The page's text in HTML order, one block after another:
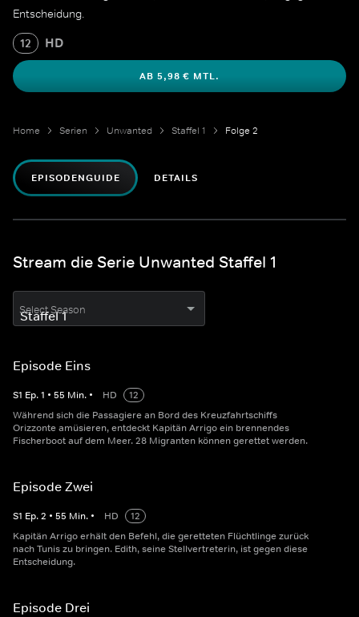
Entscheidung.
12 HD
AB 5,98 € MTL.
Home Serien Unwanted Staffel 1 Folge 2
EPISODENGUIDE DETAILS
Stream die Serie Unwanted Staffel 1
Select Season
Episode Eins
S1 Ep.1 • 55 Min. • HD
12
Während sich die Passagiere an Bord des Kreuzfahrtschiffs
Orizzonte amüsieren, entdeckt Kapitän Arrigo ein brennendes
Fischerboot auf dem Meer. 28 Migranten können gerettet werden.
Episode Zwei
S1 Ep.2 • 55 Min. • HD
12
Kapitän Arrigo erhält den Befehl, die geretteten Flüchtlinge zurück
nach Tunis zu bringen. Edith, seine Stellvertreterin, ist gegen diese
Entscheidung.
Episode Drei